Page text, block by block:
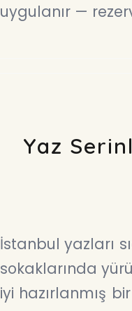
uygulanır —
Yaz
İstanbul yazları
sokaklarında
iyi hazırlanmış